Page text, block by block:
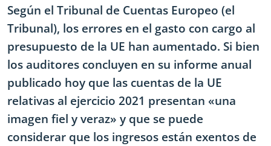
Según el Tribunal de Cuentas Europeo (el
Tribunal), los errores en el gasto con cargo al
presupuesto de la UE han aumentado. Si bien
los auditores concluyen en su informe anual
publicado hoy que las cuentas de la UE
relativas al ejercicio 2021 presentan «una
imagen fiel y veraz» y que se puede
considerar que los ingresos están exentos de